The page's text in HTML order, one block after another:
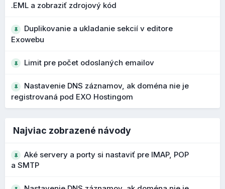
Bezpečnejšie upozornenia na podozrivé
adresy
Počas vývoja 1.7 boli vylepšené upozornenia na
potenciálne phishingové emaily a podozrivé adresy
odosielateľov. Pri podozrivých doménach alebo
podobných názvoch sa zobrazujú výraznejšie varovania.
Čo to prináša?
lepšie rozpoznanie phishingových správ
mailmi
OBCHOD
parametre produktov, takže ak nechcete, aby Exoweb
ich automaticky nastavoval, môžete si nastaviť vlastné
.EML a zobraziť zdrojový kód
Duplikovanie a ukladanie sekcií v editore
Exowebu
Limit pre počet odoslaných emailov
Nastavenie DNS záznamov, ak doména nie je
registrovaná pod EXO Hostingom
Najviac zobrazené návody
Aké servery a porty si nastaviť pre IMAP, POP
a SMTP